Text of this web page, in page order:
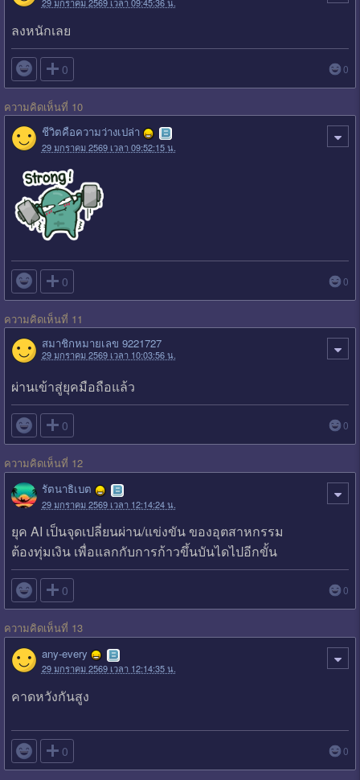
ลงหนักเลย
 0 0
ความคิดเห็นที่ 10
ชีวิตคือความว่างเปล่า
29 มกราคม 2569 เวลา 09:52:15 น.
 0 0
ความคิดเห็นที่ 11
สมาชิกหมายเลข 9221727
29 มกราคม 2569 เวลา 10:03:56 น.
ผ่านเข้าสู่ยุคมือถือแล้ว
 0 0
ความคิดเห็นที่ 12
รัตนาธิเบต
29 มกราคม 2569 เวลา 12:14:24 น.
ยุค AI เป็นจุดเปลี่ยนผ่าน/แข่งขัน ของอุตสาหกรรม
ต้องทุ่มเงิน เพื่อแลกกับการก้าวขึ้นบันไดไปอีกขั้น
 0 0
ความคิดเห็นที่ 13
any-every
29 มกราคม 2569 เวลา 12:14:35 น.
คาดหวังกันสูง
 0 0